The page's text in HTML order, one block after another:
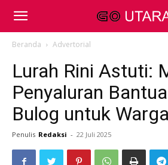
Beranda Advertorial
Lurah Rini Astuti:
Penyaluran
Bulog untuk
Penulis Redaksi - 22 Juli 2025